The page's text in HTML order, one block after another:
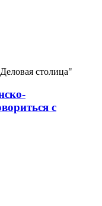
столица"
с